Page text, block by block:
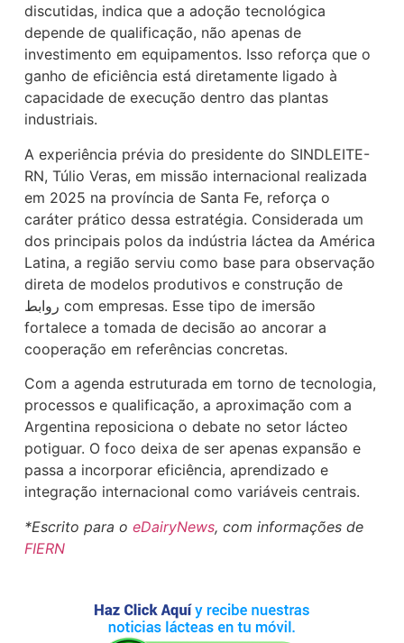
discutidas, indica que a adoção tecnológica
depende de qualificação, não apenas de
investimento em equipamentos. Isso reforça que o
ganho de eficiência está diretamente ligado à
capacidade de execução dentro das plantas
industriais.
A experiência prévia do presidente do SINDLEITE-
RN, Túlio Veras, em missão internacional realizada
em 2025 na província de Santa Fe, reforça o
caráter prático dessa estratégia. Considerada um
dos principais polos da indústria láctea da América
Latina, a região serviu como base para observação
direta de modelos produtivos e construção de
روابط com empresas. Esse tipo de imersão
fortalece a tomada de decisão ao ancorar a
cooperação em referências concretas.
Com a agenda estruturada em torno de tecnologia,
processos e qualificação, a aproximação com a
Argentina reposiciona o debate no setor lácteo
potiguar. O foco deixa de ser apenas expansão e
passa a incorporar eficiência, aprendizado e
integração internacional como variáveis centrais.
*Escrito para oeDairyNews, com informações de
FIERN